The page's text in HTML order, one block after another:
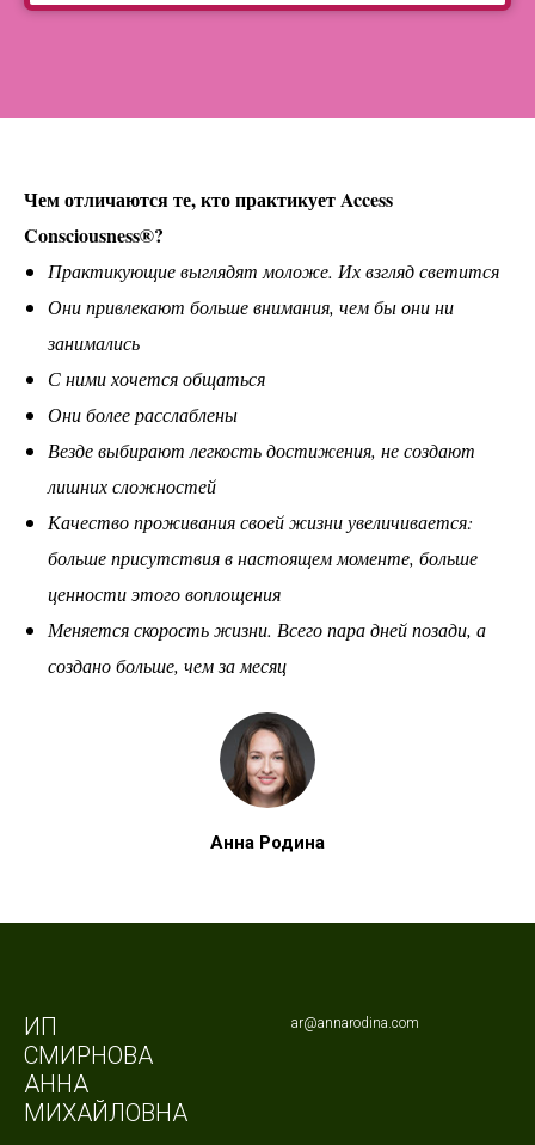
Чем отличаются те, кто практикует Access
Consciousness®?
Практикующие выглядят моложе. Их взгляд светится
Они привлекают больше внимания, чем бы они ни
занимались
С ними хочется общаться
Они более расслаблены
Везде выбирают легкость достижения, не создают
лишних сложностей
Качество проживания своей жизни увеличивается:
больше присутствия в настоящем моменте, больше
ценности этого воплощения
Меняется скорость жизни. Всего пара дней позади, а
создано больше, чем за месяц
Анна Родина
ИП
СМИРНОВА
АННА
МИХАЙЛОВНА
ar@annarodina.com